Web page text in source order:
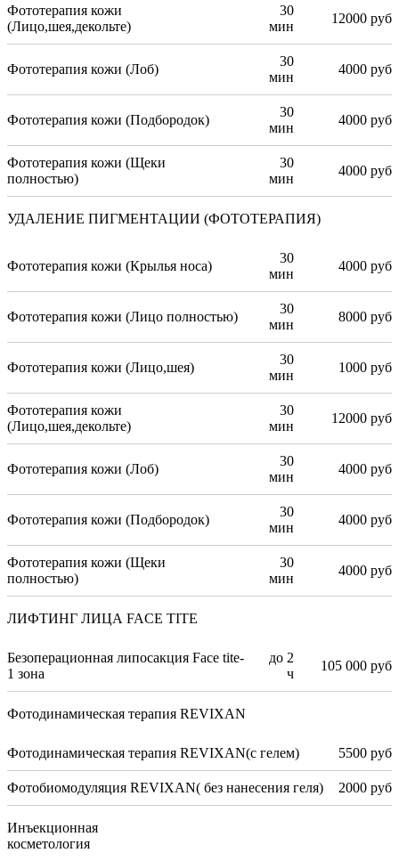
Фототерапия кожи
(Лицо,шея,декольте)
30
мин
12000 руб
Фототерапия кожи (Лоб)
30
мин
4000 руб
Фототерапия кожи (Подбородок)
30
мин
4000 руб
Фототерапия кожи (Щеки
полностью)
30
мин
4000 руб
УДАЛЕНИЕ ПИГМЕНТАЦИИ (ФОТОТЕРАПИЯ)
Фототерапия кожи (Крылья носа)
30
мин
4000 руб
Фототерапия кожи (Лицо полностью)
30
мин
8000 руб
Фототерапия кожи (Лицо,шея)
30
мин
1000 руб
Фототерапия кожи
(Лицо,шея,декольте)
30
мин
12000 руб
Фототерапия кожи (Лоб)
30
мин
4000 руб
Фототерапия кожи (Подбородок)
30
мин
4000 руб
Фототерапия кожи (Щеки
полностью)
30
мин
4000 руб
ЛИФТИНГ ЛИЦА FACE TITE
Безоперационная липосакция Face tite-
1 зона
до 2
ч
105 000 руб
Фотодинамическая терапия REVIXAN
Фотодинамическая терапия REVIXAN(с гелем) 5500 руб
Фотобиомодуляция REVIXAN( без нанесения геля) 2000 руб
Инъекционная
косметология